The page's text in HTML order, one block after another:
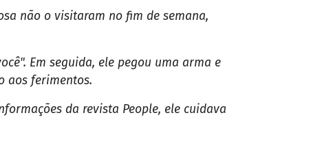
não o visitaram no fim de semana,
Em seguida, ele pegou uma arma e
aos ferimentos.
da revista People, ele cuidava